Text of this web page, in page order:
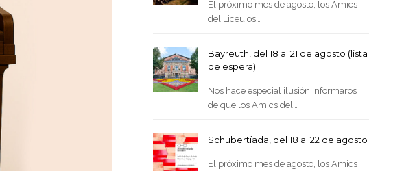
El próximo mes de agosto, los Amics
del Liceu os…
Bayreuth, del 18 al 21 de agosto (lista
de espera)
Nos hace especial ilusión informaros
de que los Amics del…
Schubertíada, del 18 al 22 de agosto
El próximo mes de agosto, los Amics